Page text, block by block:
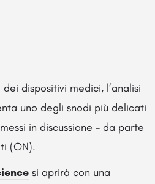
dispositivi medici, l’analisi
uno degli snodi più delicati
in discussione – da parte
(ON).
si aprirà con una